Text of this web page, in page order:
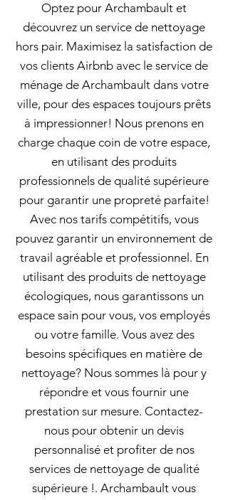
Optez pour Archambault et
découvrez un service de nettoyage
hors pair. Maximisez la satisfaction de
vos clients Airbnb avec le service de
ménage de Archambault dans votre
ville, pour des espaces toujours prêts
à impressionner! Nous prenons en
charge chaque coin de votre espace,
en utilisant des produits
professionnels de qualité supérieure
pour garantir une propreté parfaite!
Avec nos tarifs compétitifs, vous
pouvez garantir un environnement de
travail agréable et professionnel. En
utilisant des produits de nettoyage
écologiques, nous garantissons un
espace sain pour vous, vos employés
ou votre famille. Vous avez des
besoins spécifiques en matière de
nettoyage? Nous sommes là pour y
répondre et vous fournir une
prestation sur mesure. Contactez-
nous pour obtenir un devis
personnalisé et profiter de nos
services de nettoyage de qualité
supérieure !. Archambault vous